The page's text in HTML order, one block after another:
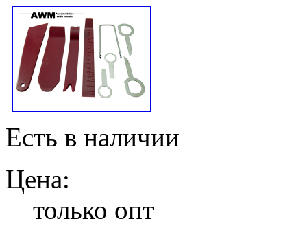
Есть в наличии
Цена:
только опт